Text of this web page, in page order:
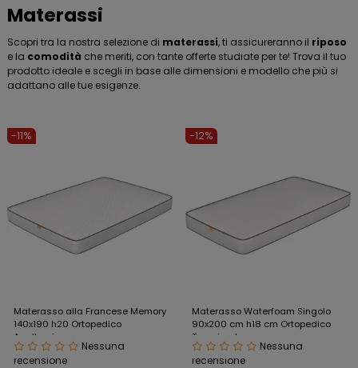
Materassi
Scopri tra la nostra selezione di materassi, ti assicureranno il riposo
e la comodità che meriti, con tante offerte studiate per te! Trova il tuo
prodotto ideale e scegli in base alle dimensioni e modello che più si
adattano alle tue esigenze.
-11%
Materasso alla Francese Memory
140x190 h20 Ortopedico
Anallergico
Nessuna
recensione
-12%
Materasso Waterfoam Singolo
90x200 cm h18 cm Ortopedico
Traspirante
Nessuna
recensione